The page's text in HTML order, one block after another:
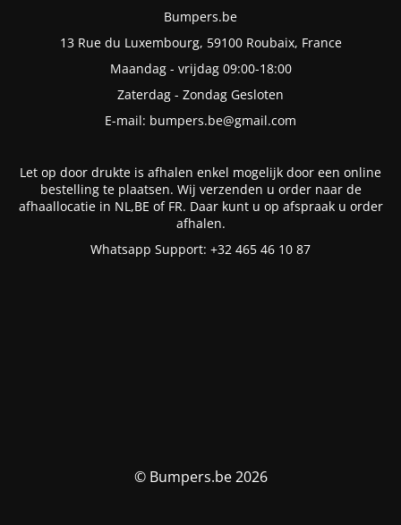
Bumpers.be
13 Rue du Luxembourg, 59100 Roubaix, France
Maandag - vrijdag 09:00-18:00
Zaterdag - Zondag Gesloten
E-mail: bumpers.be@gmail.com
Let op door drukte is afhalen enkel mogelijk door een online
bestelling te plaatsen. Wij verzenden u order naar de
afhaallocatie in NL,BE of FR. Daar kunt u op afspraak u order
afhalen.
Whatsapp Support: +32 465 46 10 87
© Bumpers.be 2026